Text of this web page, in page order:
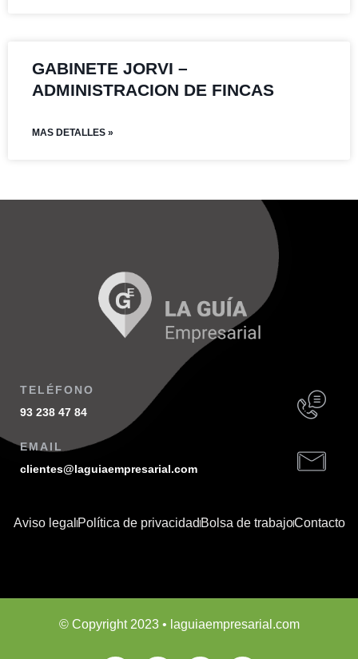
GABINETE JORVI –
ADMINISTRACION DE FINCAS
MAS DETALLES »
TELÉFONO
93 238 47 84
EMAIL
clientes@laguiaempresarial.com
Aviso legal Política de privacidadBolsa de trabajoContacto
© Copyright 2023 • laguiaempresarial.com